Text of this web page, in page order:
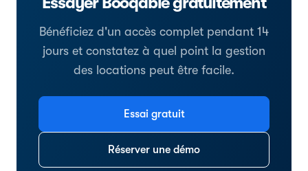
Bénéficiez d'un accès complet pendant 14
jours et constatez à quel point la gestion
des locations peut être facile.
Essai gratuit
Réserver une démo